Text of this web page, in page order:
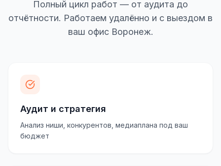
Полный цикл работ — от аудита до
отчётности. Работаем удалённо и с выездом в
ваш офис Воронеж.
Аудит и стратегия
Анализ ниши, конкурентов, медиаплана под ваш
бюджет